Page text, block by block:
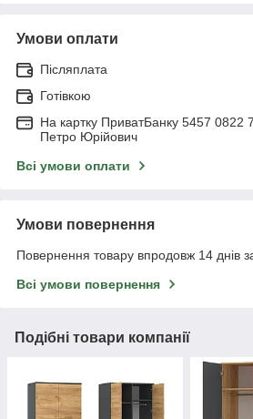
Умови оплати
Післяплата
Готівкою
На картку ПриватБанку 5457 0822
Петро Юрійович
Всі умови оплати
Умови повернення
Повернення товару впродовж 14 днів
Всі умови повернення
Подібні товари компанії